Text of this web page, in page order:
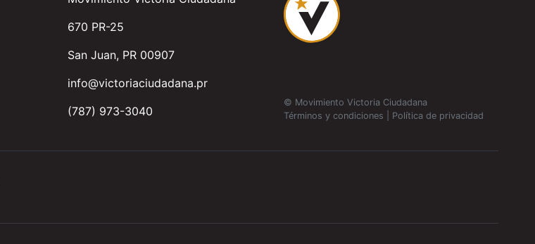
670 PR-25
San Juan, PR 00907
info@victoriaciudadana.pr
(787) 973-3040
© Movimiento Victoria Ciudadana
Términos y condiciones
Política de privacidad